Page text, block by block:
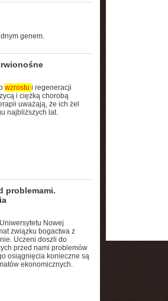
genem.
wzrostu i regeneracji
i ciężką chorobą
uważają, że ich żel
najbliższych lat.
problemami.
Nowej
związku bogactwa z
Uczeni doszli do
przed nami problemów
osiągnięcia konieczne są
ekonomicznych.